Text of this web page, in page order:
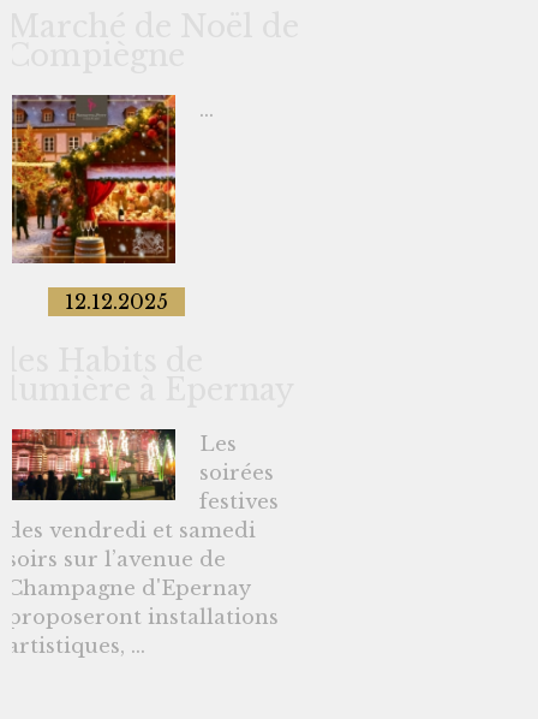
...
12.12.2025
Les
soirées
festives
des vendredi et samedi
soirs sur l’avenue de
Champagne d'Epernay
proposeront installations
artistiques, ...